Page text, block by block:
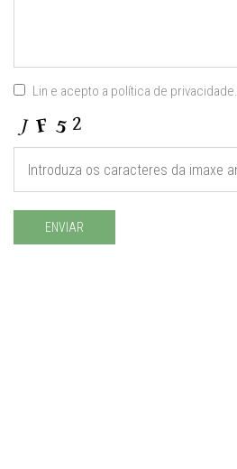
Lin e acepto a política de privacidade.